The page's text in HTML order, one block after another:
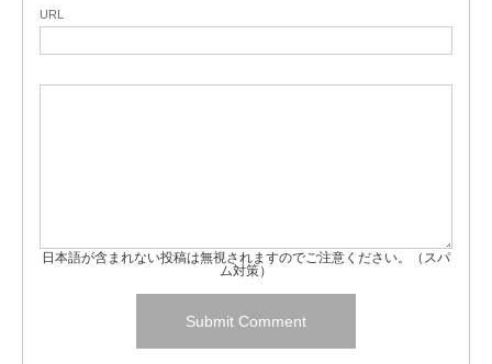
URL
日本語が含まれない投稿は無視されますのでご注意ください。（スパ
ム対策）